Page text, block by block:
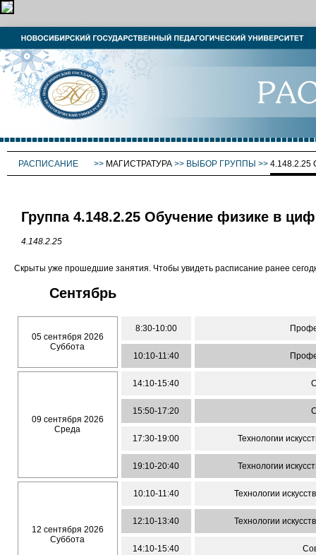
РАСПИСАНИЕ >> МАГИСТРАТУРА >> ВЫБОР ГРУППЫ >>
Группа 4.148.2.25 Обучение физике в
4.148.2.25
Скрыты уже прошедшие занятия. Чтобы увидеть расписание ранее
Сентябрь
05 сентября 2026
Суббота
8:30-10:00
10:10-11:40
09 сентября 2026
Среда
14:10-15:40
15:50-17:20
17:30-19:00 Технологии
19:10-20:40 Технологии
12 сентября 2026
Суббота
10:10-11:40 Технологии
12:10-13:40 Технологии
14:10-15:40